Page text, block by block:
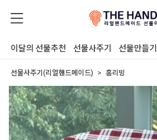
이달의 선물추천 선물사주기 선물만들기
선물사주기(리얼핸드메이드) 홈리빙